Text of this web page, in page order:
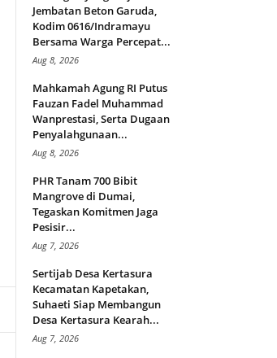
Jembatan Beton Garuda,
Kodim 0616/Indramayu
Bersama Warga Percepat...
Aug 8, 2026
Mahkamah Agung RI Putus
Fauzan Fadel Muhammad
Wanprestasi, Serta Dugaan
Penyalahgunaan...
Aug 8, 2026
PHR Tanam 700 Bibit
Mangrove di Dumai,
Tegaskan Komitmen Jaga
Pesisir...
Aug 7, 2026
Sertijab Desa Kertasura
Kecamatan Kapetakan,
Suhaeti Siap Membangun
Desa Kertasura Kearah...
Aug 7, 2026